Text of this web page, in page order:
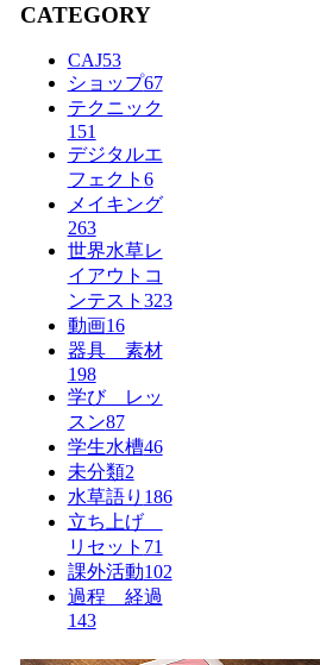
CATEGORY
CAJ53
ショップ67
テクニック
151
デジタルエ
フェクト 6
メイキング
263
世界水草レ
イアウトコ
ンテスト 323
動画16
器具 素材
198
学び レッ
スン87
学生水槽46
未分類2
水草語り 186
立ち上げ
リセット 71
課外活動102
過程 経過
143